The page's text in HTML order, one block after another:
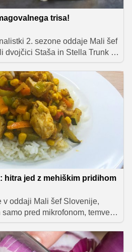
trisa!
2. sezone oddaje Mali šef
dvojčici Staša in Stella Trunk iz
Polju, ki sta na osrednjem
prejeli kar 14 zvezdic in tako za
V nadaljevanju vam
njunega zmagovalnega trisa
hitra jed z mehiškim pridihom
v oddaji Mali šef Slovenije,
pred mikrofonom, temveč
štedilnikom. Kot sam pravi,
obstaja pa tudi nekaj jedi, ki
Med njimi je tudi hitro